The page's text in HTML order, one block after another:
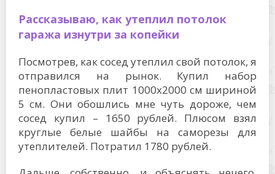
Рассказываю, как утеплил потолок
гаража изнутри за копейки
Посмотрев, как сосед утеплил свой потолок, я
отправился на рынок. Купил набор
пенопластовых плит 1000х2000 см шириной
5 см. Они обошлись мне чуть дороже, чем
сосед купил – 1650 рублей. Плюсом взял
круглые белые шайбы на саморезы для
утеплителей. Потратил 1780 рублей.